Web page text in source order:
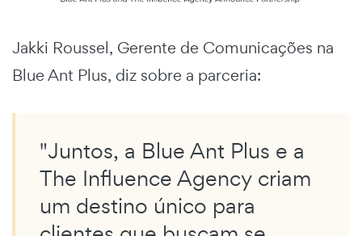
Jakki Roussel, Gerente de Comunicações na
Blue Ant Plus, diz sobre a parceria:
"Juntos, a Blue Ant Plus e a
The Influence Agency criam
um destino único para